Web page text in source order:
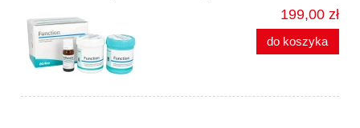
199,00 zł
do koszyka